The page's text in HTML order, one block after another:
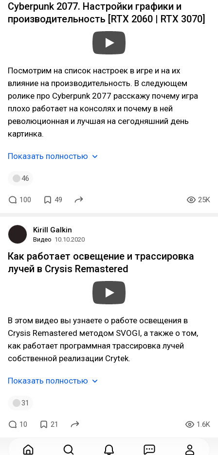
Cyberpunk 2077. Настройки графики и
производительность [RTX 2060 | RTX 3070]
Посмотрим на список настроек в игре и на их
влияние на производительность. В следующем
ролике про Cyberpunk 2077 расскажу почему игра
плохо работает на консолях и почему в ней
революционная и лучшая на сегодняшний день
картинка.
Показать полностью
46
100 49 25K
Kirill Galkin
Видео 10.10.2020
Как работает освещение и трассировка
лучей в Crysis Remastered
В этом видео вы узнаете о работе освещения в
Crysis Remastered методом SVOGI, а также о том,
как работает программная трассировка лучей
собственной реализации Crytek.
Показать полностью
31
10 21 1.6K